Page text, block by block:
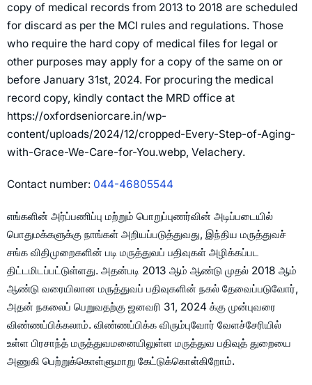
copy of medical records from 2013 to 2018 are scheduled
for discard as per the MCI rules and regulations. Those
who require the hard copy of medical files for legal or
other purposes may apply for a copy of the same on or
before January 31st, 2024. For procuring the medical
record copy, kindly contact the MRD office at
https://oxfordseniorcare.in/wp-
content/uploads/2024/12/cropped-Every-Step-of-Aging-
with-Grace-We-Care-for-You.webp, Velachery.
Contact number: 044-46805544
எங்களின் அர்ப்பணிப்பு மற்றும் பொறுப்புணர்வின் அடிப்படையில்
பொதுமக்களுக்கு நாங்கள் அறியப்படுத்துவது, இந்திய மருத்துவச்
சங்க விதிமுறைகளின் படி மருத்துவப் பதிவுகள் அழிக்கப்பட
திட்டமிடப்பட்டுள்ளது. அதன்படி 2013 ஆம் ஆண்டு முதல் 2018 ஆம்
ஆண்டு வரையிலான மருத்துவப் பதிவுகளின் நகல் தேவைப்படுவோர்,
அதன் நகலைப் பெறுவதற்கு ஜனவரி 31, 2024 க்கு முன்புவரை
விண்ணப்பிக்கலாம். விண்ணப்பிக்க விரும்புவோர் வேளச்சேரியில்
உள்ள பிரசாந்த் மருத்துவமனையிலுள்ள மருத்துவ பதிவுத் துறையை
அணுகி பெற்றுக்கொள்ளுமாறு கேட்டுக்கொள்கிறோம்.